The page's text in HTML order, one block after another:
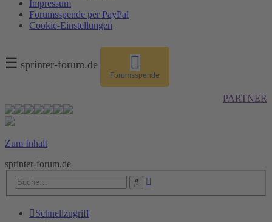
Impressum
Forumsspende per PayPal
Cookie-Einstellungen
☰ sprinter-forum.de
Forumsspende
PARTNER
Zum Inhalt
sprinter-forum.de
Suche
Schnellzugriff